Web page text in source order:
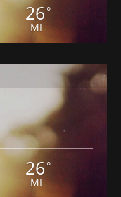
26 °
MI
26 °
MI